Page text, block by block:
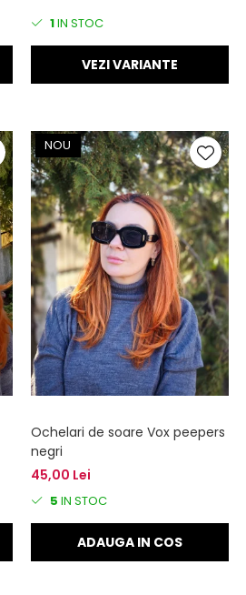
1IN STOC
VEZI VARIANTE
NOU
Ochelari de soare Vox peepers
negri
45,00 Lei
5 IN STOC
ADAUGA IN COS